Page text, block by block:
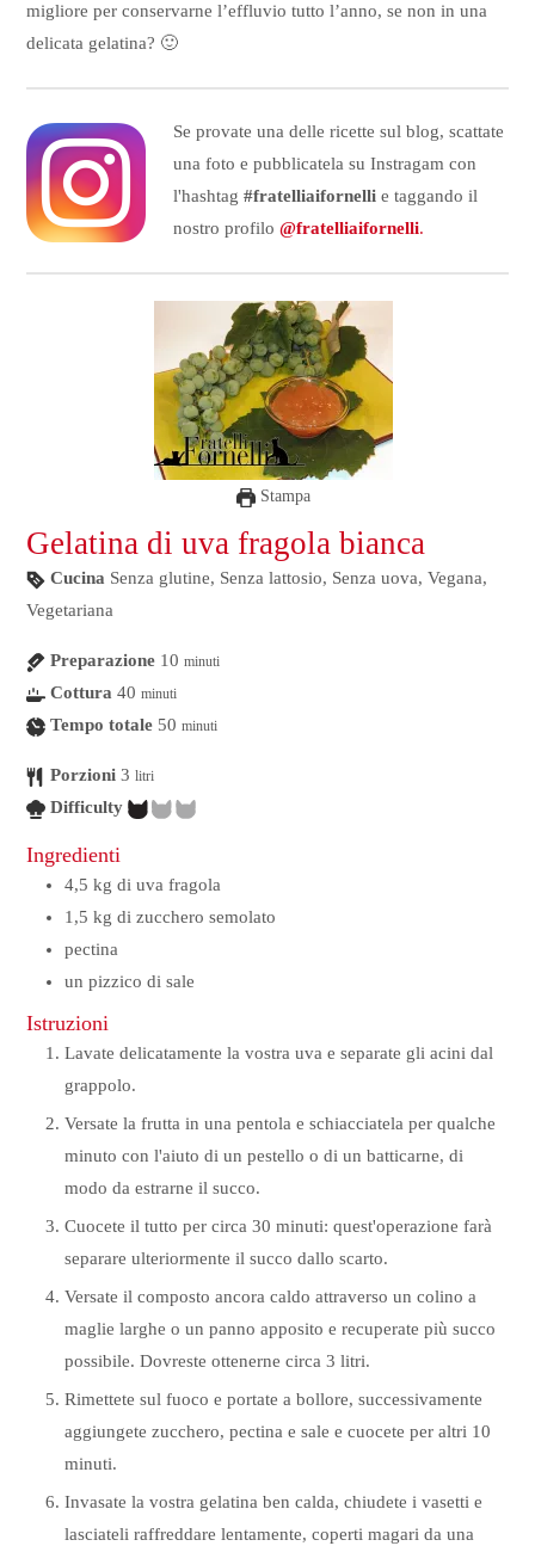
migliore per conservarne l’effluvio tutto l’anno, se non in una
delicata gelatina? 🙂
Se provate una delle ricette sul blog, scattate
una foto e pubblicatela su Instragam con
l'hashtag #fratelliaifornellie taggando il
nostro profilo @fratelliaifornelli.
Stampa
Gelatina di uva fragola bianca
Cucina Senza glutine, Senza lattosio, Senza uova, Vegana,
Vegetariana
Preparazione 10 minuti
Cottura 40 minuti
Tempo totale 50 minuti
Porzioni 3 litri
Difficulty
Ingredienti
4,5 kg di uva fragola
1,5 kg di zucchero semolato
pectina
un pizzico di sale
Istruzioni
Lavate delicatamente la vostra uva e separate gli acini dal
grappolo.
Versate la frutta in una pentola e schiacciatela per qualche
minuto con l'aiuto di un pestello o di un batticarne, di
modo da estrarne il succo.
Cuocete il tutto per circa 30 minuti: quest'operazione farà
separare ulteriormente il succo dallo scarto.
Versate il composto ancora caldo attraverso un colino a
maglie larghe o un panno apposito e recuperate più succo
possibile. Dovreste ottenerne circa 3 litri.
Rimettete sul fuoco e portate a bollore, successivamente
aggiungete zucchero, pectina e sale e cuocete per altri 10
minuti.
Invasate la vostra gelatina ben calda, chiudete i vasetti e
lasciateli raffreddare lentamente, coperti magari da una